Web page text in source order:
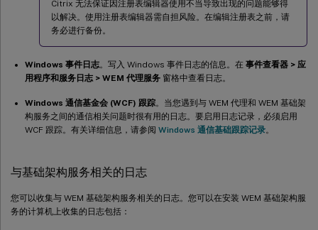
Citrix 无法保证因注册表编辑器使用不当导致出现的问题能够得
以解决。使用注册表编辑器需自担风险。在编辑注册表之前，请
务必进行备份。
Windows 事件日志。写入 Windows 事件日志的信息。在 事件查看器 > 应
用程序和服务日志 > WEM 代理服务 窗格中查看日志。
Windows 通信基金会 (WCF) 跟踪。当您遇到与 WEM 代理和 WEM 基础架
构服务之间的通信相关问题时很有用的日志。要启用日志记录，必须启用
WCF 跟踪。有关详细信息，请参阅 Windows 通信基础跟踪记录。
与基础架构服务相关的日志
您可以收集与 WEM 基础架构服务相关的日志。您可以在安装 WEM 基础架构服
务的计算机上收集的日志包括：